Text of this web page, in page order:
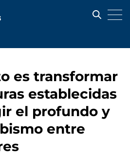
es transformar
establecidas
el profundo y
entre